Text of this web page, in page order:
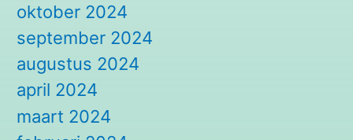
oktober 2024
september 2024
augustus 2024
april 2024
maart 2024